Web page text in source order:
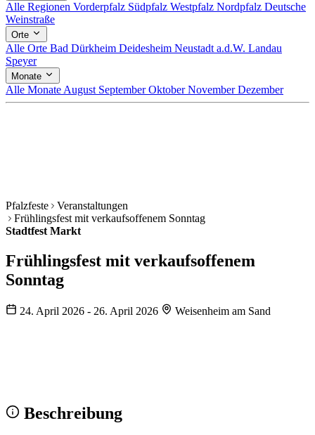
Alle Regionen Vorderpfalz Südpfalz Westpfalz Nordpfalz Deutsche
Weinstraße
Orte
Alle Orte Bad Dürkheim Deidesheim Neustadt a.d.W. Landau
Speyer
Monate
Alle Monate August SeptemberOktoberNovemberDezember
Pfalzfeste
Veranstaltungen
Frühlingsfest mit verkaufsoffenem Sonntag
Stadtfest Markt
Frühlingsfest mit verkaufsoffenem
Sonntag
24. April 2026 - 26. April 2026 Weisenheim am Sand
Beschreibung